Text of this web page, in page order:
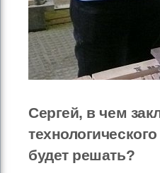
Сергей, в чем
будет решать?